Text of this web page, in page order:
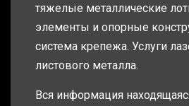
тяжелые металлические
элементы и опорные
система крепежа. Услуги
листового металла.
Вся информация